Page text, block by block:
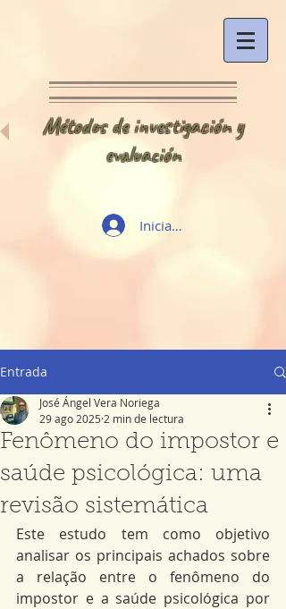
Métodos de investigación y
evaluación
Iniciar sesión
Entrada
Fenômeno do impostor e
saúde psicológica: uma
revisão sistemática
José Ángel Vera Noriega
29 ago 2025 2 min de lectura
Este estudo tem como objetivo
analisar os principais achados sobre
a relação entre o fenômeno do
impostor e a saúde psicológica por